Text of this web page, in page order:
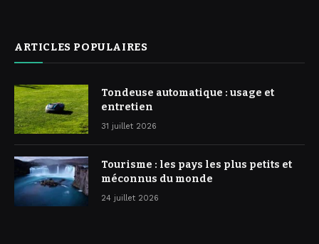
ARTICLES POPULAIRES
Tondeuse automatique : usage et
entretien
31 juillet 2026
Tourisme : les pays les plus petits et
méconnus du monde
24 juillet 2026